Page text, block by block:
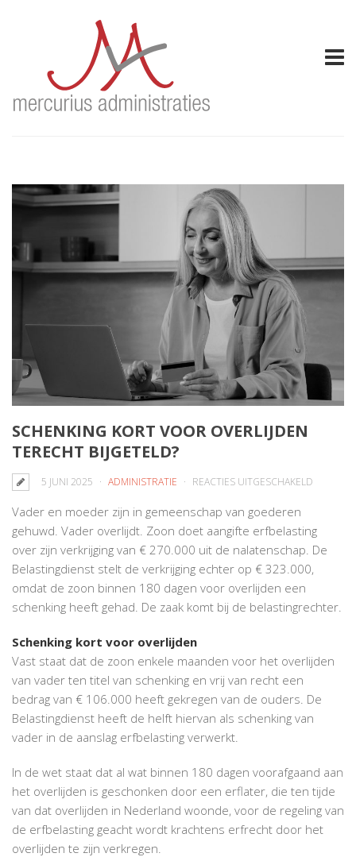
SCHENKING KORT VOOR OVERLIJDEN
TERECHT BIJGETELD?
5 JUNI 2025 ADMINISTRATIE REACTIES UITGESCHAKELD
VOOR
TERECHT
Vader en moeder zijn in gemeenschap van goederen
gehuwd. Vader overlijdt. Zoon doet aangifte erfbelasting
over zijn verkrijging van € 270.000 uit de nalatenschap. De
Belastingdienst stelt de verkrijging echter op € 323.000,
omdat de zoon binnen 180 dagen voor overlijden een
schenking heeft gehad. De zaak komt bij de belastingrechter.
Schenking kort voor overlijden
Vast staat dat de zoon enkele maanden voor het overlijden
van vader ten titel van schenking en vrij van recht een
bedrag van € 106.000 heeft gekregen van de ouders. De
Belastingdienst heeft de helft hiervan als schenking van
vader in de aanslag erfbelasting verwerkt.
In de wet staat dat al wat binnen 180 dagen voorafgaand aan
het overlijden is geschonken door een erflater, die ten tijde
van dat overlijden in Nederland woonde, voor de regeling van
de erfbelasting geacht wordt krachtens erfrecht door het
overlijden te zijn verkregen.